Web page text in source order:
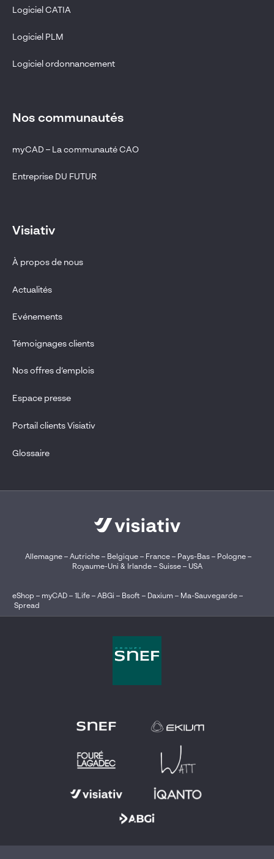
Logiciel CATIA
Logiciel PLM
Logiciel ordonnancement
Nos communautés
myCAD – La communauté CAO
Entreprise DU FUTUR
Visiativ
À propos de nous
Actualités
Evénements
Témoignages clients
Nos offres d’emplois
Espace presse
Portail clients Visiativ
Glossaire
Allemagne– Autriche– Belgique – France– Pays-Bas– Pologne–
Royaume-Uni & Irlande– Suisse– USA
eShop – myCAD – 1Life – ABGi – Bsoft – Daxium – Ma-Sauvegarde –
Spread